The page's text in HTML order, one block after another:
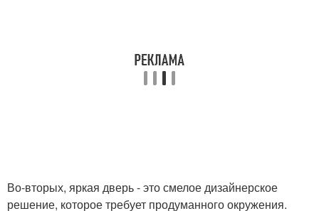
Во-вторых, яркая дверь - это смелое дизайнерское
решение, которое требует продуманного окружения.